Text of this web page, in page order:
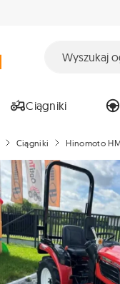
Ciągniki
Ciągniki Hinomoto